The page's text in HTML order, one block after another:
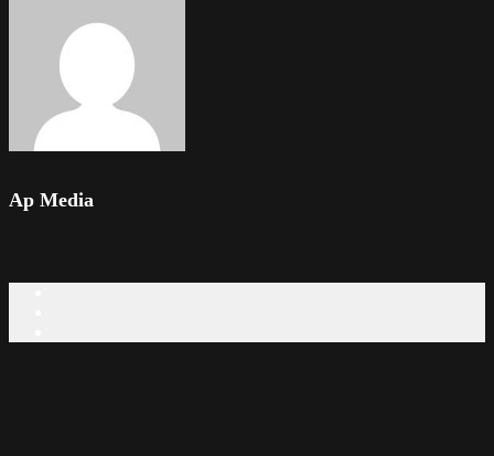
Ap Media